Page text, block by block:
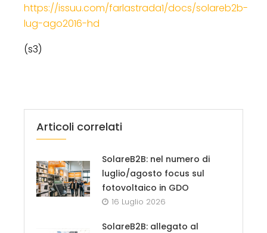
https://issuu.com/farlastrada1/docs/solareb2b-
lug-ago2016-hd
(s3)
Articoli correlati
SolareB2B: nel numero di
luglio/agosto focus sul
fotovoltaico in GDO
16 Luglio 2026
SolareB2B: allegato al